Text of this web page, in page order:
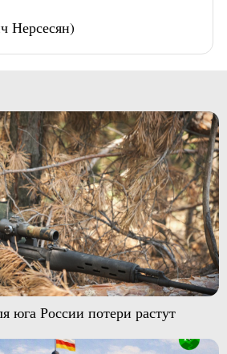
Нерсесян)
юга России потери растут